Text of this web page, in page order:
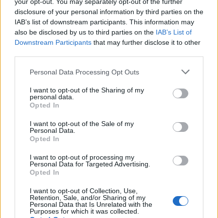
disclosure of your personal information by third parties on the
IAB’s list of downstream participants. This information may
also be disclosed by us to third parties on the IAB’s List of
Downstream Participants that may further disclose it to other
Personal Data Processing Opt Outs
I want to opt-out of the Sharing of my
personal data.
Opted In
I want to opt-out of the Sale of my
Personal Data.
Opted In
I want to opt-out of processing my
Personal Data for Targeted Advertising.
Opted In
I want to opt-out of Collection, Use,
Retention, Sale, and/or Sharing of my
Personal Data that Is Unrelated with the
Purposes for which it was collected.
Otečene žlezde najčešće izazivaju kvržice na vratu i
pazuhu
Otečene žlezde često su uzrokovane blagim infekcijama
poput prehlade, upale grla i tonzilitisa. Ređe, žlezde mogu
da oteknu zbog stanja, kao što su reumatoidni artritis ili
gušavosti, što je abnormalno oticanje štitne žlezde.
Gušavost izaziva pojavu kvržice na prednjem delu vrata.
Veličina strume može da varira i može da se pomera gore-
dole kada osoba guta. Otečene žlezde su vrlo osetljive,
Ozbiljnija stanja mogu da dovedu do toga da žlezde
postanu veoma tvrde i bezbolne. Vrat i pazuhe treba